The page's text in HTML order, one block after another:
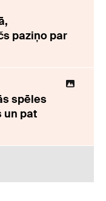
paziņo par
spēles
un pat